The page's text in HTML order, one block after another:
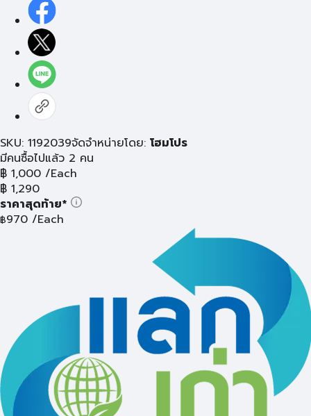
SKU: 1192039จัดจำหน่ายโดย: โฮมโปร
มีคนซื้อไปแล้ว 2 คน
฿ 1,000 /Each
฿ 1,290
ราคาสุดท้าย*
฿970 /Each